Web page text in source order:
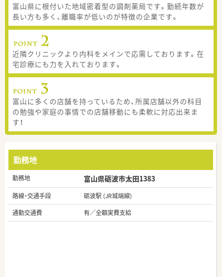
富山県に根付いた地域密着型の調剤薬局です。勤続年数が
長い方も多く、離職率が低いのが特徴の企業です。
近隣クリニックより内科をメインで応需しております。在
宅診療にも力を入れております。
富山に多くの店舗を持っているため、所属店舗以外の科目
の勉強や家庭の事情での店舗移動にも柔軟に対応出来ま
す！
勤務地
勤務地 富山県砺波市太田1383
路線・交通手段
砺波駅 (JR城端線)
通勤交通費
有／全額実費支給